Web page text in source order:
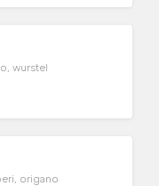
wurstel
origano